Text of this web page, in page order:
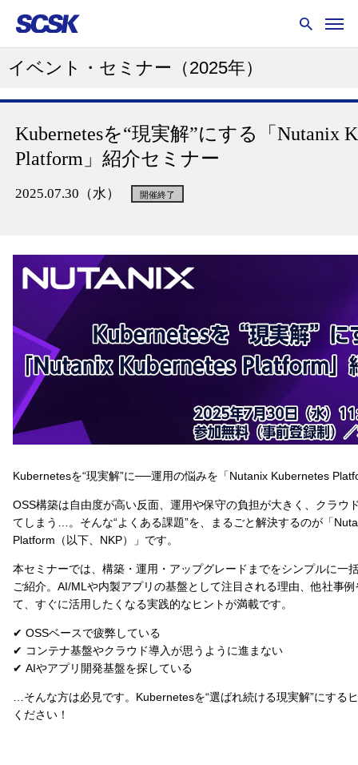
イベント・セミナー （2025年）
Kubernetesを“現実解”にする
「Nutanix
Platform」紹介セミナー
2025.07.30（水） 開催終了
Kubernetesを“現実解”に──運用の悩みを「Nutanix Kubernetes
OSS構築は自由度が高い反面、運用や保守の負担が大きく、クラウ
てしまう…。そんな“よくある課題”を、まるごと解決するのが「
Platform（以下、NKP）」です。
本セミナーでは、構築・運用・アップグレードまでをシンプルに一
ご紹介。AI/MLや内製アプリの基盤として注目される理由、他社事
て、すぐに活用したくなる実践的なヒントが満載です。
✔ OSSベースで疲弊している
✔ コンテナ基盤やクラウド導入が思うように進まない
✔ AIやアプリ開発基盤を探している
…そんな方は必見です。Kubernetesを“選ばれ続ける現実解”にする
ください！